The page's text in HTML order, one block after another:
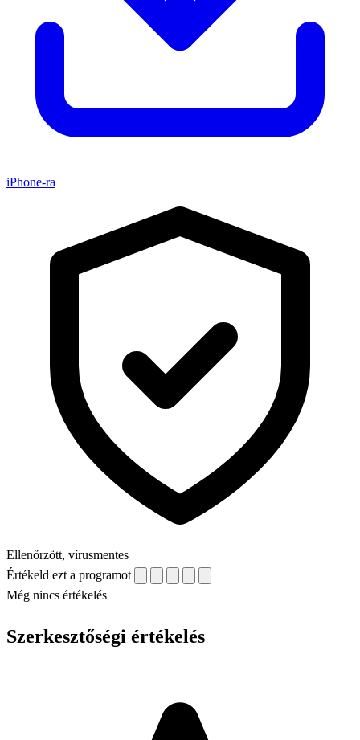
iPhone-ra
Ellenőrzött, vírusmentes
Értékeld ezt a programot
Még nincs értékelés
Szerkesztőségi értékelés